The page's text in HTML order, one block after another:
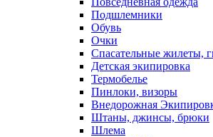
Подшлемники
Обувь
Очки
Спасательные жилеты,
Детская экипировка
Термобелье
Пинлоки, визоры
Внедорожная
Штаны, джинсы, брюки
Шлема